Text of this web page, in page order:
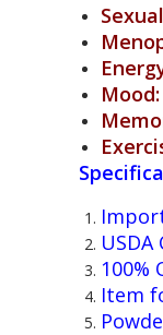
Mood:
USDA
100%
Item